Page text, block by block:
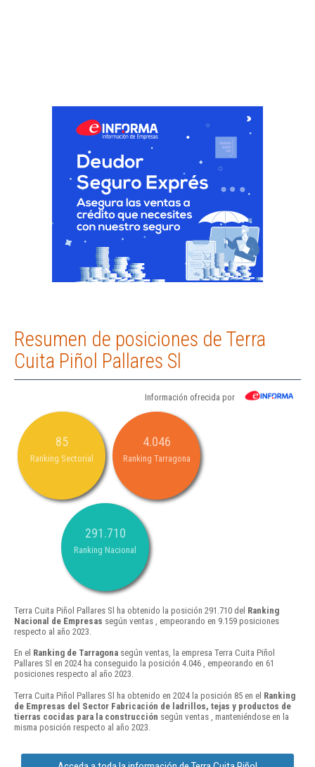
Resumen de posiciones de Terra
Cuita Piñol Pallares Sl
Información ofrecida por
85
Ranking Sectorial
4.046
Ranking Tarragona
291.710
Ranking Nacional
Terra Cuita Piñol Pallares Sl ha obtenido la posición 291.710 del Ranking
Nacional de Empresas según ventas , empeorando en 9.159 posiciones
respecto al año 2023.
En el Ranking de Tarragona según ventas, la empresa Terra Cuita Piñol
Pallares Sl en 2024 ha conseguido la posición 4.046 , empeorando en 61
posiciones respecto al año 2023.
Terra Cuita Piñol Pallares Sl ha obtenido en 2024 la posición 85 en el Ranking
de Empresas del Sector Fabricación de ladrillos, tejas y productos de
tierras cocidas para la construcción según ventas , manteniéndose en la
misma posición respecto al año 2023.